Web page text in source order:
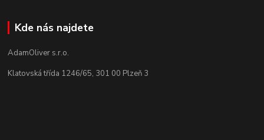
Kde nás najdete
AdamOliver s.r.o.
Klatovská třída 1246/65, 301 00 Plzeň 3